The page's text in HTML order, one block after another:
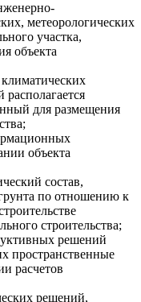
метеорологических
участка,
объекта
располагается
для размещения
объекта
состав,
по отношению к
строительства;
решений
пространственные
расчетов
решений,